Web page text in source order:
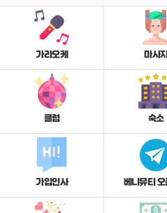
가라오케 마사
클럽 숙소
가입인사 베니뮤티